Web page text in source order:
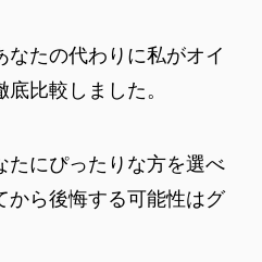
なたの代わりに私がオイ
比較しました。
たにぴったりな方を選べ
から後悔する可能性はグ